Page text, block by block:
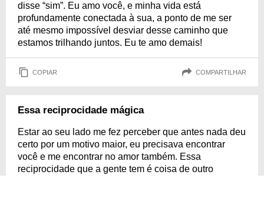
disse “sim”. Eu amo você, e minha vida está
profundamente conectada à sua, a ponto de me ser
até mesmo impossível desviar desse caminho que
estamos trilhando juntos. Eu te amo demais!
COPIAR COMPARTILHAR
Essa reciprocidade mágica
Estar ao seu lado me fez perceber que antes nada deu
certo por um motivo maior, eu precisava encontrar
você e me encontrar no amor também. Essa
reciprocidade que a gente tem é coisa de outro